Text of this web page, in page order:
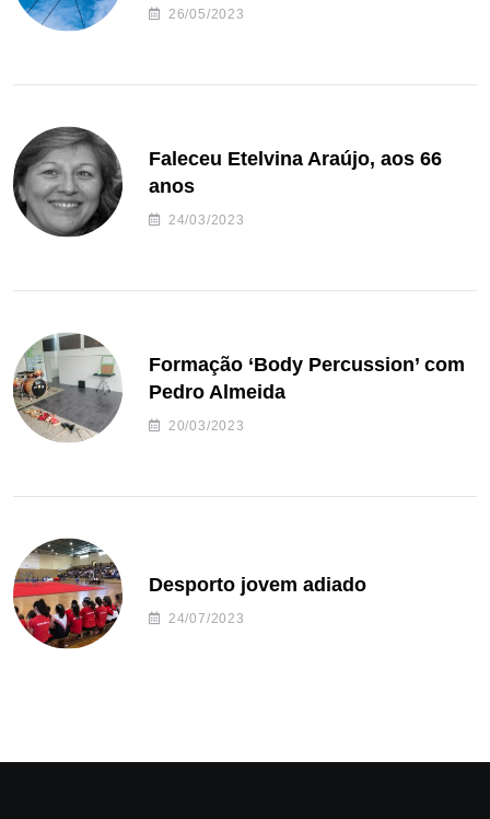
26/05/2023
Faleceu Etelvina Araújo, aos 66
anos
24/03/2023
Formação ‘Body Percussion’ com
Pedro Almeida
20/03/2023
Desporto jovem adiado
24/07/2023